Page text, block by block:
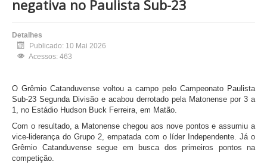
negativa no Paulista Sub-23
Detalhes
Publicado: 10 Mai 2026
Acessos: 463
O Grêmio Catanduvense voltou a campo pelo Campeonato Paulista
Sub-23 Segunda Divisão e acabou derrotado pela Matonense por 3 a
1, no Estádio Hudson Buck Ferreira, em Matão
Com o resultado, a Matonense chegou aos nove pontos e assumiu a
vice-liderança do Grupo 2, empatada com o líder Independente. Já o
Grêmio Catanduvense segue em busca dos primeiros pontos na
competição.